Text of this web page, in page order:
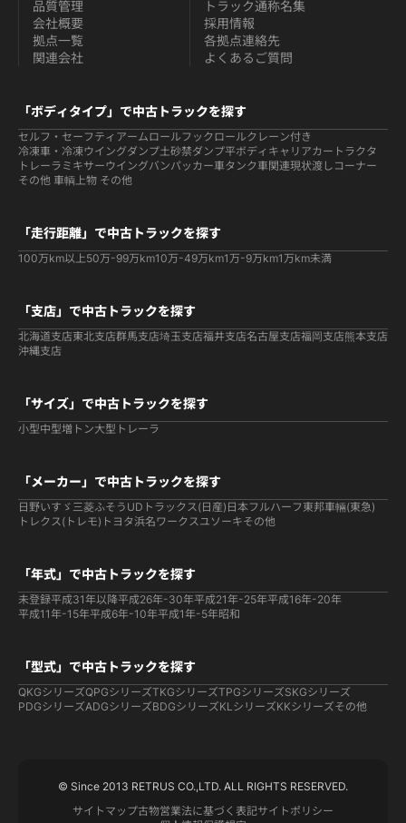
品質管理
トラック通称名集
会社概要
拠点一覧
関連会社
採用情報
各拠点連絡先
よくあるご質問
「ボディタイプ」で中古トラックを探す
セルフ・セーフティ アームロールフックロールクレーン付き
冷凍車・冷凍ウイングダンプ土砂禁ダンプ平ボディ キャリアカー トラクタ
トレーラ ミキサーウイングバンパッカー車タンク車関連現状渡しコーナー
その他 車輌上物 その他
「走行距離」で中古トラックを探す
100万km以上50万-99万km10万-49万km1万-9万km1万km未満
「支店」で中古トラックを探す
北海道支店東北支店群馬支店埼玉支店福井支店名古屋支店福岡支店熊本支店
沖縄支店
「サイズ」で中古トラックを探す
小型中型増トン大型 トレーラ
「メーカー」で中古トラックを探す
日野いすゞ 三菱ふそう UDトラックス(日産) 日本フルハーフ 東邦車輛(東急)
トレクス(トレモ) トヨタ浜名ワークスユソーキその他
「年式」で中古トラックを探す
未登録平成31年以降平成26年-30年平成21年-25年平成16年-20年
平成11年-15年平成6年-10年平成1年-5年昭和
「型式」で中古トラックを探す
QKGシリーズQPGシリーズTKGシリーズTPGシリーズSKGシリーズ
PDGシリーズADGシリーズBDGシリーズKLシリーズKKシリーズその他
© Since 2013 RETRUS CO.,LTD. ALL RIGHTS RESERVED.
サイトマップ古物営業法に基づく表記サイトポリシー